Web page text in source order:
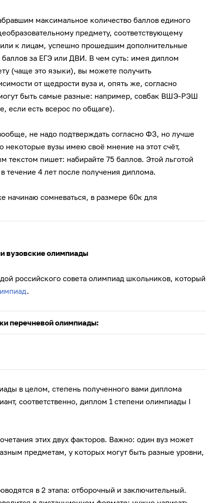
Вход Регистрация
Пароль
Антиспам:Загрузка...
Забыли пароль?
принимаюПользовательское соглашение
Войти через Вконтакте
максимальное количество баллов единого
предмету, соответствующему
к лицам, успешно прошедшим дополнительные
баллов за ЕГЭ или ДВИ. В чем суть: имея диплом
(чаще это языки), вы можете получить
от щедрости вуза и, опять же, согласно
быть самые разные: например, совбак ВШЭ-РЭШ
если есть всерос по общаге).
не надо подтверждать согласно ФЗ, но лучше
некоторые вузы имею своё мнение на этот счёт,
пишет: набирайте 75 баллов. Этой льготой
течение 4 лет после получения диплома.
начинаю сомневаться, в размере 60к для
вузовские олимпиады
российского совета олимпиад школьников, который
.
перечневой олимпиады:
в целом, степень полученного вами диплома
соответственно, диплом 1 степени олимпиады I
этих двух факторов. Важно: один вуз может
предметам, у которых могут быть разные уровни,
в 2 этапа: отборочный и заключительный.